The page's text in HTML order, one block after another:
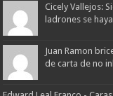
Cicely Vallejos:
ladrones se
Juan Ramon
de carta de no